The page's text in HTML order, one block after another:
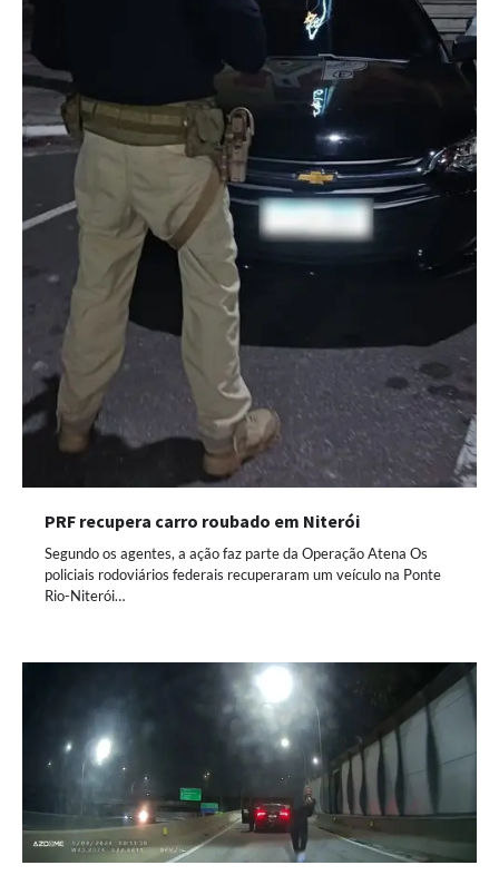
PRF recupera carro roubado em Niterói
Segundo os agentes, a ação faz parte da Operação Atena Os
policiais rodoviários federais recuperaram um veículo na Ponte
Rio-Niterói…